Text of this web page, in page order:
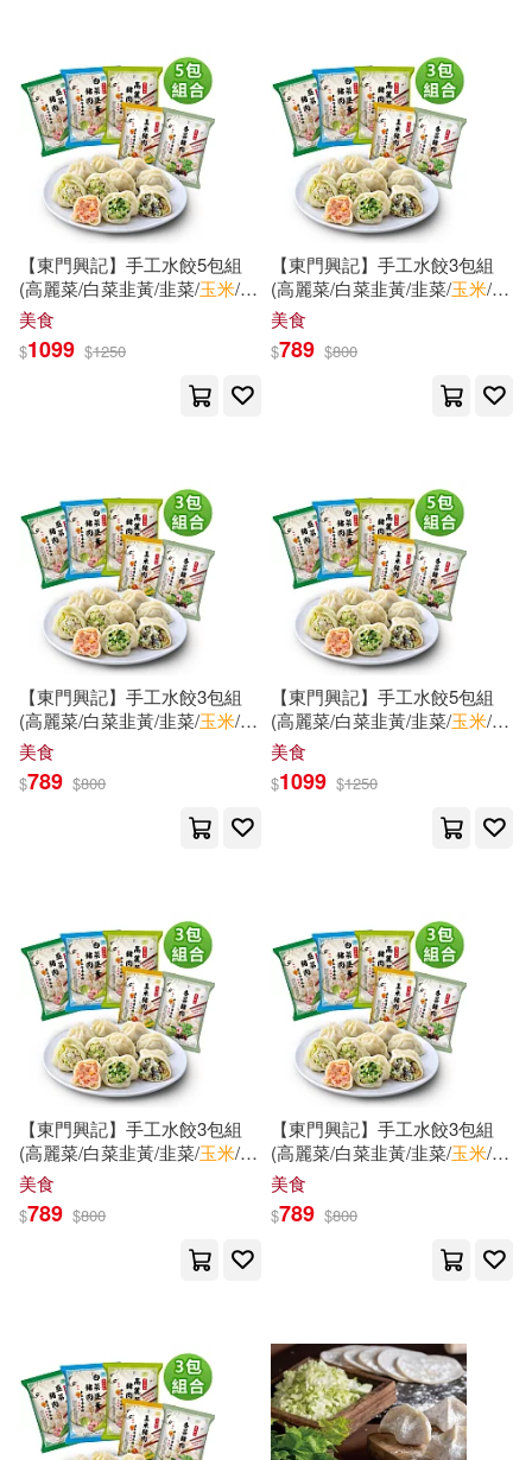
北貓，米小圈教育(13)
吳玉生(13) 廖玉蕙(13)
張廣文(13)
佐野菜見(12)
米倉穂香(12)
上海書畫出版社(11)
任小霞(11) 我是泡泡(11)
曾翔(11) 極楽(11)
魚唐(11)
（俄羅斯）斯米爾諾夫(11)
（宋）米芾(11)
（蘇）米·伊林(11)
[宋]米芾 書(10)
宮城理子(10) 接力出版社(10)
中信出版社(50) MTEX(49)
上海人民出版社(49)
寶島社(47)
上海古籍出版社(44)
國防工業出版社(44)
安徽美術出版社(43)
電子工業出版社(43)
外語教學與研究出版社(42)
浙江大學出版社(42)
上海譯文出版社(40)
上海科學技術出版社(39)
中國中醫藥出版社(38)
Linfair Records Limited(37)
北京聯合出版公司(37)
【東門興記】手工水餃5包組
(高麗菜/白菜韭黃/韭菜/玉米/香
菜) 韭菜*5
美食
$1099 $1250
【東門興記】手工水餃3包組
(高麗菜/白菜韭黃/韭菜/玉米/香
菜)玉米
美食
$789 $800
【東門興記】手工水餃3包組
(高麗菜/白菜韭黃/韭菜/玉米/香
菜) 香菜*3
美食
$789 $800
【東門興記】手工水餃5包組
(高麗菜/白菜韭黃/韭菜/玉米/香
菜)玉米
美食
$1099 $1250
【東門興記】手工水餃3包組
(高麗菜/白菜韭黃/韭菜/玉米/香
菜)玉米
美食
$789 $800
【東門興記】手工水餃3包組
(高麗菜/白菜韭黃/韭菜/玉米/香
菜) 白菜*2+韭菜*1
美食
$789 $800